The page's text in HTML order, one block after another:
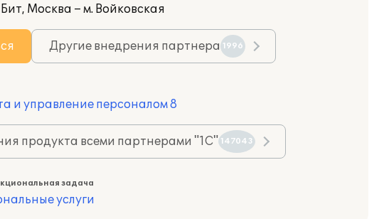
Москва – м. Войковская
Другие внедрения партнера 1996
и управление персоналом 8
продукта всеми партнерами "1С" 147043
задача
услуги